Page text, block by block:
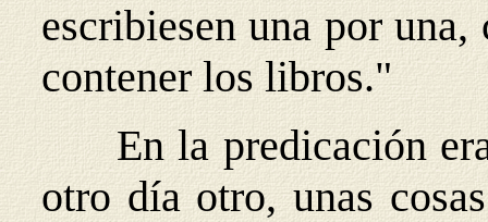
escribiesen una por
contener los libros."
En la predicación
otro día otro, unas